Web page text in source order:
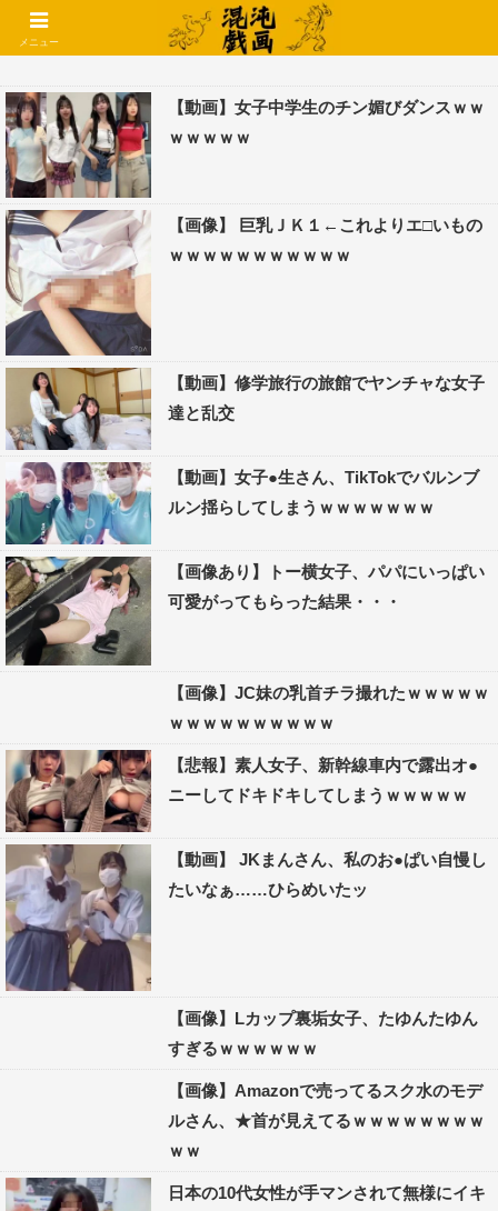
コメントでコテハン使えるようになりました🌱
【動画】女子中学生のチン媚びダンスｗｗ
ｗｗｗｗｗ
【画像】 巨乳ＪＫ１←これよりエ□いもの
ｗｗｗｗｗｗｗｗｗｗｗ
【動画】修学旅行の旅館でヤンチャな女子
達と乱交
【動画】女子●生さん、TikTokでバルンブ
ルン揺らしてしまうｗｗｗｗｗｗｗ
【画像あり】トー横女子、パパにいっぱい
可愛がってもらった結果・・・
【画像】JC妹の乳首チラ撮れたｗｗｗｗｗ
ｗｗｗｗｗｗｗｗｗｗ
【悲報】素人女子、新幹線車内で露出オ●
ニーしてドキドキしてしまうｗｗｗｗｗ
【動画】 JKまんさん、私のお●ぱい自慢し
たいなぁ……ひらめいたッ
【画像】Lカップ裏垢女子、たゆんたゆん
すぎるｗｗｗｗｗｗ
【画像】Amazonで売ってるスク水のモデ
ルさん、★首が見えてるｗｗｗｗｗｗｗｗ
ｗｗ
日本の10代女性が手マンされて無様にイキ
メニュー